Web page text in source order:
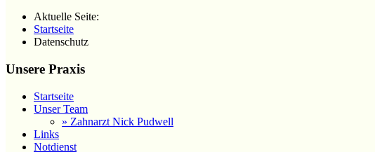
Aktuelle Seite:
Startseite
Datenschutz
Unsere Praxis
Startseite
Unser Team
» Zahnarzt Nick Pudwell
Links
Notdienst